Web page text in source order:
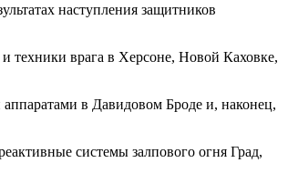
наступления защитников
техники врага в Херсоне, Новой Каховке,
в Давидовом Броде и, наконец,
системы залпового огня Град,